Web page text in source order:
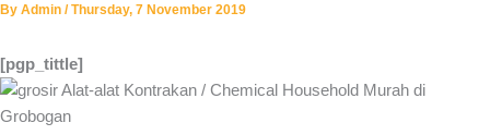
By Admin /Thursday, 7 November 2019
[pgp_tittle]